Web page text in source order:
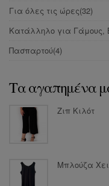
Για όλες τις ώρες(32)
Κατάλληλο για Γάμους,
Πασπαρτού(4)
Τα αγαπημένα
Ζιπ Κιλότ
Μπλούζα